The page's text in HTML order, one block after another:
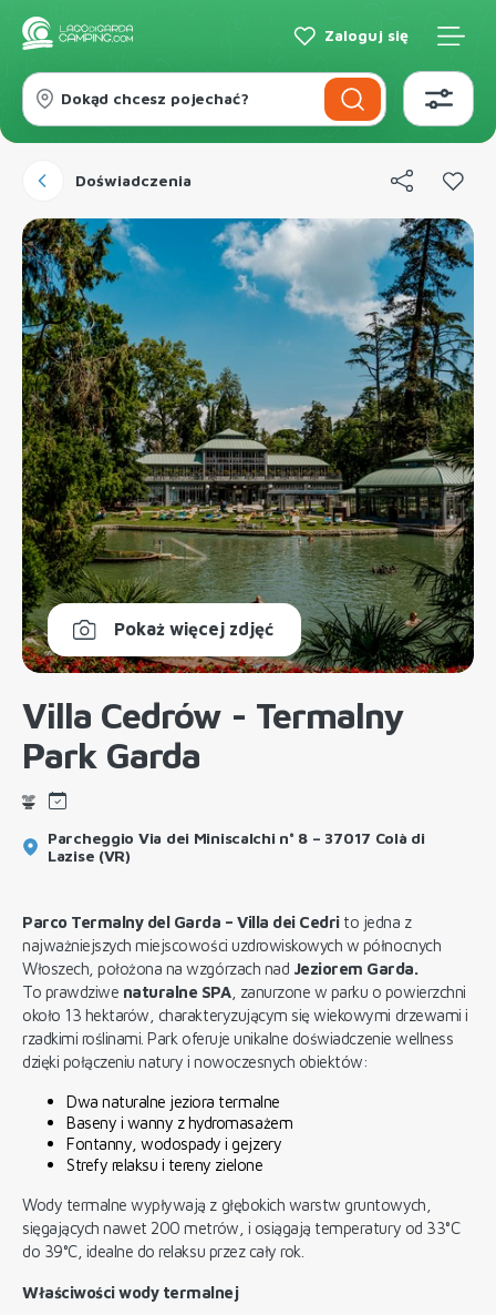
Zaloguj się
Dokąd chcesz pojechać?
Doświadczenia
Pokaż więcej zdjęć
Villa Cedrów - Termalny
Park Garda
Parcheggio Via dei Miniscalchi n° 8 – 37017 Colà di
Lazise (VR)
Parco Termalny del Garda – Villa dei Cedrito jedna z
najważniejszych miejscowości uzdrowiskowych w północnych
Włoszech, położona na wzgórzach nad Jeziorem Garda.
To prawdziwe naturalne SPA, zanurzone w parku o powierzchni
około 13 hektarów, charakteryzującym się wiekowymi drzewami i
rzadkimi roślinami. Park oferuje unikalne doświadczenie wellness
dzięki połączeniu natury i nowoczesnych obiektów:
Dwa naturalne jeziora termalne
Baseny i wanny z hydromasażem
Fontanny, wodospady i gejzery
Strefy relaksu i tereny zielone
Wody termalne wypływają z głębokich warstw gruntowych,
sięgających nawet 200 metrów, i osiągają temperatury od 33°C
do 39°C, idealne do relaksu przez cały rok.
Właściwości wody termalnej